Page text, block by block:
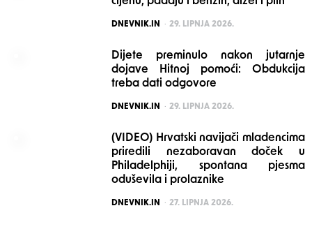
POSTED
DNEVNIK.IN 29. LIPNJA 2026.
Dijete preminulo nakon jutarnje
dojave Hitnoj pomoći: Obdukcija
treba dati odgovore
POSTED
DNEVNIK.IN 29. LIPNJA 2026.
(VIDEO) Hrvatski navijači mladencima
priredili nezaboravan doček u
Philadelphiji, spontana pjesma
oduševila i prolaznike
POSTED
DNEVNIK.IN 27. LIPNJA 2026.